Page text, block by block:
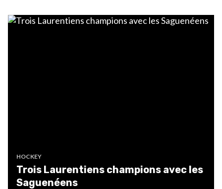
HOCKEY
Trois Laurentiens champions avec les
Saguenéens